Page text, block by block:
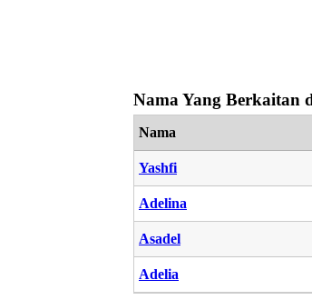
Nama Yang Berkaitan
Nama
Yashfi
Adelina
Asadel
Adelia